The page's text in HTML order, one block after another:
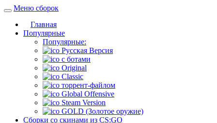
Меню сборок
Главная
Популярные
Популярные:
Русская Версия
c ботами
Original
Classic
торрент-файлом
Global Offensive
Steam Version
GOLD (Золотое оружие)
Сборки со скинами из CS:GO